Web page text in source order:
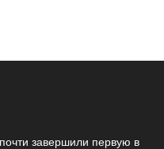
завершили первую в